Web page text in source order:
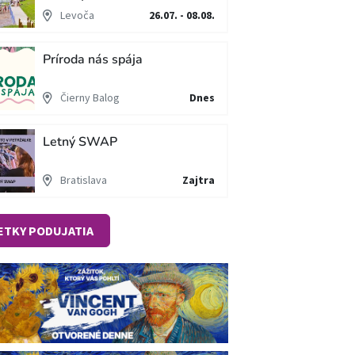
cestaLevoča 26.07. - 08.08.
Príroda nás spája
Čierny Balog Dnes
Letný SWAP
Bratislava Zajtra
PODUJATIA